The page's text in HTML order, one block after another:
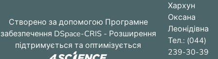
Створено за допомогою Програмне
забезпечення DSpace-CRIS - Розширення
підтримується та оптимізується
Хархун
Оксана
Леонідівна
Тел.: (044)
239-30-39